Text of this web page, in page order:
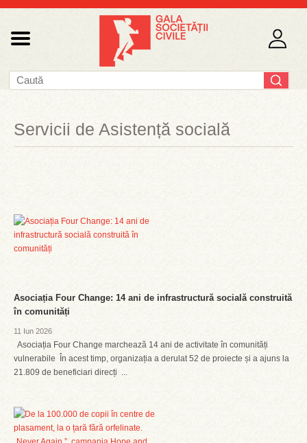
Servicii de Asistență socială
Asociația Four Change: 14 ani de infrastructură socială construită
în comunități
11 Iun 2026
Asociația Four Change marchează 14 ani de activitate în comunități
vulnerabile În acest timp, organizația a derulat 52 de proiecte și a ajuns la
21.809 de beneficiari direcți ...